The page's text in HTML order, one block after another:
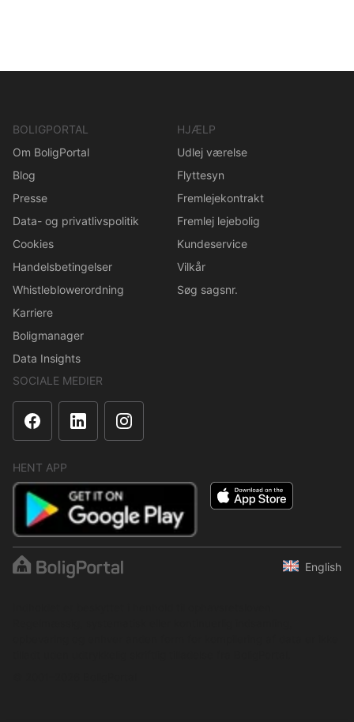
BOLIGPORTAL
Om BoligPortal
Blog
Presse
Data- og privatlivspolitik
Cookies
Handelsbetingelser
Whistleblowerordning
Karriere
Boligmanager
Data Insights
HJÆLP
Udlej værelse
Flyttesyn
Fremlejekontrakt
Fremlej lejebolig
Kundeservice
Vilkår
Søg sagsnr.
SOCIALE MEDIER
HENT APP
English